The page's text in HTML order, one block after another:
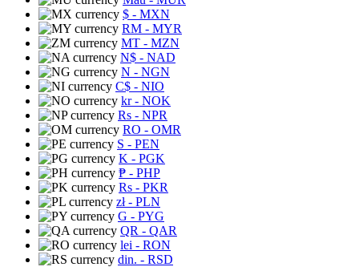
$ - MXN
RM - MYR
MT - MZN
N$ - NAD
N - NGN
C$ - NIO
kr- NOK
Rs - NPR
RO - OMR
S - PEN
K - PGK
₱ - PHP
Rs - PKR
zł- PLN
G - PYG
QR - QAR
lei - RON
din. - RSD